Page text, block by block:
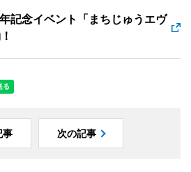
記念イベント「まちじゅうエヴ
事 次の記事